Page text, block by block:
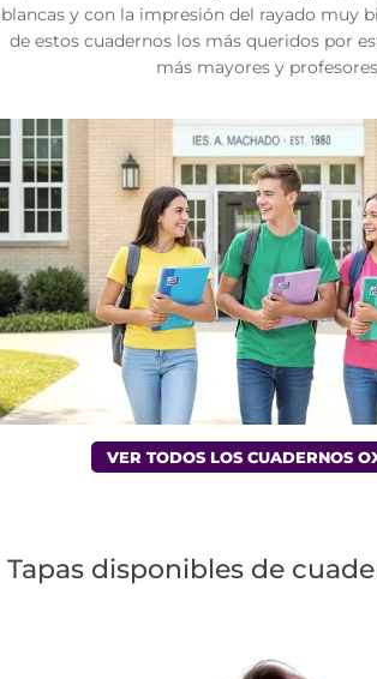
blancas y con la impresión del rayado muy
de estos cuadernos los más queridos por
más mayores y
VER TODOS LOS CUADERNOS
Tapas disponibles de